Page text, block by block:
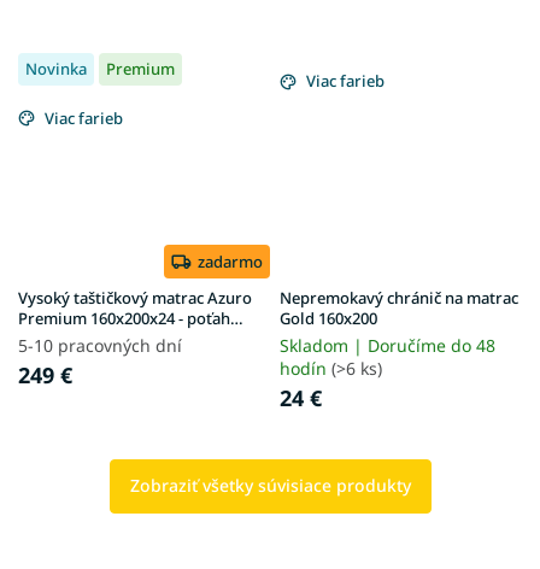
Novinka Premium
Viac farieb
zadarmo
Vysoký taštičkový matrac Azuro
Premium 160x200x24 - poťah
Exclusive Premium
5-10 pracovných dní
249 €
Viac farieb
Nepremokavý chránič na matrac
Gold 160x200
Skladom | Doručíme do 48
hodín (>6 ks)
24 €
Zobraziť všetky súvisiace produkty